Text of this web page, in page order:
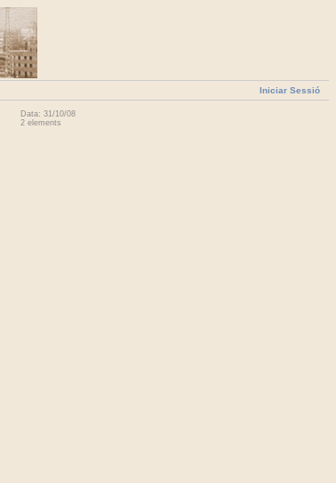
Iniciar Sessió
Data: 31/10/08
2 elements